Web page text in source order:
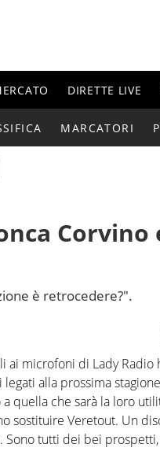
DIRETTE LIVE
MARCATORI
Corvino
è retrocedere?".
ai microfoni di Lady Radio
alla prossima
quella che sarà la loro
sostituire Veretout. Un
Sono tutti dei bei